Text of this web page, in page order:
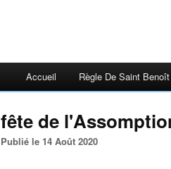
Accueil Règle De Saint Benoît
fête de
Publié le 14 Août 2020